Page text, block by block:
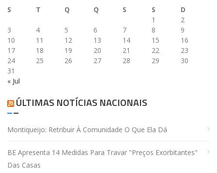
S
T Q Q S S D
« Jul
1
2
3
4 5 6 7 8
9
10
11 12 13 14 15
16
17
18 19 20 21 22
23
24
25 26 27 28 29
30
31
ÚLTIMAS NOTÍCIAS NACIONAIS
Montiqueijo: Retribuir À Comunidade O Que Ela Dá
BE Apresenta 14 Medidas Para Travar "preços Exorbitantes"
Das Casas